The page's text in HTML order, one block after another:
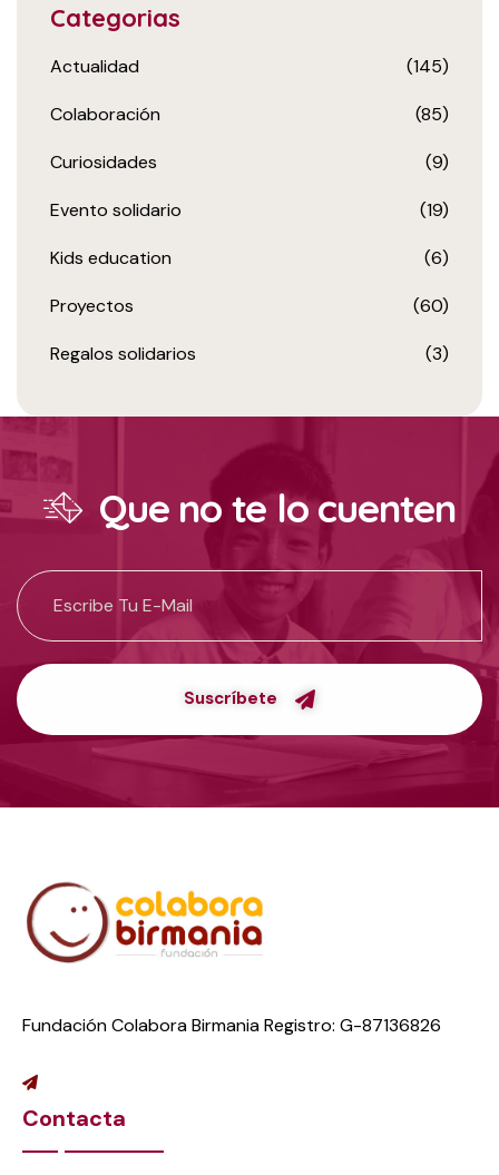
Categorias
Actualidad (145)
Colaboración (85)
Curiosidades (9)
Evento solidario (19)
Kids education (6)
Proyectos (60)
Regalos solidarios (3)
Que no te lo cuenten
Suscríbete
Fundación Colabora Birmania Registro: G-87136826
Contacta